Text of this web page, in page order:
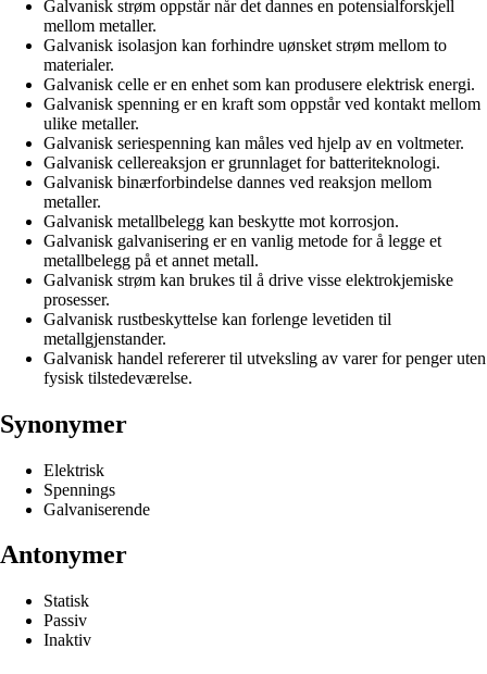
Galvanisk strøm oppstår når det dannes en potensialforskjell
mellom metaller.
Galvanisk isolasjon kan forhindre uønsket strøm mellom to
materialer.
Galvanisk celle er en enhet som kan produsere elektrisk energi.
Galvanisk spenning er en kraft som oppstår ved kontakt mellom
ulike metaller.
Galvanisk seriespenning kan måles ved hjelp av en voltmeter.
Galvanisk cellereaksjon er grunnlaget for batteriteknologi.
Galvanisk binærforbindelse dannes ved reaksjon mellom
metaller.
Galvanisk metallbelegg kan beskytte mot korrosjon.
Galvanisk galvanisering er en vanlig metode for å legge et
metallbelegg på et annet metall.
Galvanisk strøm kan brukes til å drive visse elektrokjemiske
prosesser.
Galvanisk rustbeskyttelse kan forlenge levetiden til
metallgjenstander.
Galvanisk handel refererer til utveksling av varer for penger uten
fysisk tilstedeværelse.
Synonymer
Elektrisk
Spennings
Galvaniserende
Antonymer
Statisk
Passiv
Inaktiv